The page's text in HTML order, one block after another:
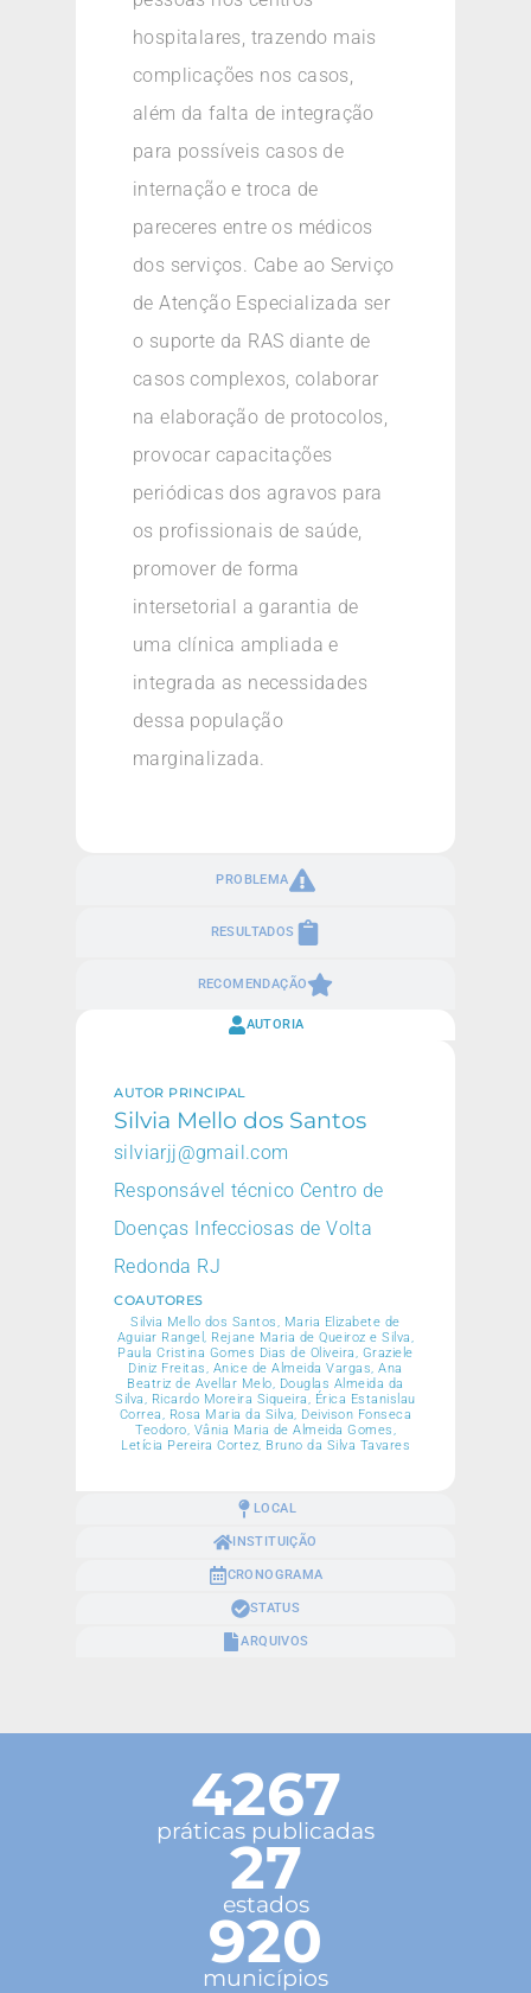
PROBLEMA
RESULTADOS
RECOMENDAÇÃO
hospitalares, trazendo mais
complicações nos casos,
além da falta de integração
para possíveis casos de
internação e troca de
pareceres entre os médicos
dos serviços. Cabe ao Serviço
de Atenção Especializada ser
o suporte da RAS diante de
casos complexos, colaborar
na elaboração de protocolos,
provocar capacitações
periódicas dos agravos para
os profissionais de saúde,
promover de forma
intersetorial a garantia de
uma clínica ampliada e
integrada as necessidades
dessa população
marginalizada.
AUTORIA
LOCAL
INSTITUIÇÃO
CRONOGRAMA
STATUS
ARQUIVOS
AUTOR PRINCIPAL
Silvia Mello dos Santos
silviarjj@gmail.com
Responsável técnico Centro de
Doenças Infecciosas de Volta
Redonda RJ
COAUTORES
Silvia Mello dos Santos, Maria Elizabete de
Aguiar Rangel, Rejane Maria de Queiroz e Silva,
Paula Cristina Gomes Dias de Oliveira, Graziele
Diniz Freitas, Anice de Almeida Vargas, Ana
Beatriz de Avellar Melo, Douglas Almeida da
Silva, Ricardo Moreira Siqueira, Érica Estanislau
Correa, Rosa Maria da Silva, Deivison Fonseca
Teodoro, Vânia Maria de Almeida Gomes,
Letícia Pereira Cortez, Bruno da Silva Tavares
4267
práticas publicadas
27
estados
920
municípios